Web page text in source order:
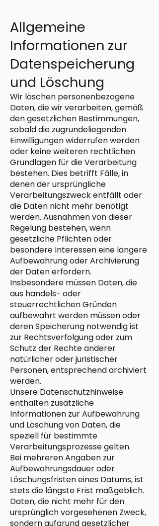
Allgemeine
Informationen zur
Datenspeicherung
und Löschung
Wir löschen personenbezogene
Daten, die wir verarbeiten, gemäß
den gesetzlichen Bestimmungen,
sobald die zugrundeliegenden
Einwilligungen widerrufen werden
oder keine weiteren rechtlichen
Grundlagen für die Verarbeitung
bestehen. Dies betrifft Fälle, in
denen der ursprüngliche
Verarbeitungszweck entfällt oder
die Daten nicht mehr benötigt
werden. Ausnahmen von dieser
Regelung bestehen, wenn
gesetzliche Pflichten oder
besondere Interessen eine längere
Aufbewahrung oder Archivierung
der Daten erfordern.
Insbesondere müssen Daten, die
aus handels- oder
steuerrechtlichen Gründen
aufbewahrt werden müssen oder
deren Speicherung notwendig ist
zur Rechtsverfolgung oder zum
Schutz der Rechte anderer
natürlicher oder juristischer
Personen, entsprechend archiviert
werden.
Unsere Datenschutzhinweise
enthalten zusätzliche
Informationen zur Aufbewahrung
und Löschung von Daten, die
speziell für bestimmte
Verarbeitungsprozesse gelten.
Bei mehreren Angaben zur
Aufbewahrungsdauer oder
Löschungsfristen eines Datums, ist
stets die längste Frist maßgeblich.
Daten, die nicht mehr für den
ursprünglich vorgesehenen Zweck,
sondern aufgrund gesetzlicher